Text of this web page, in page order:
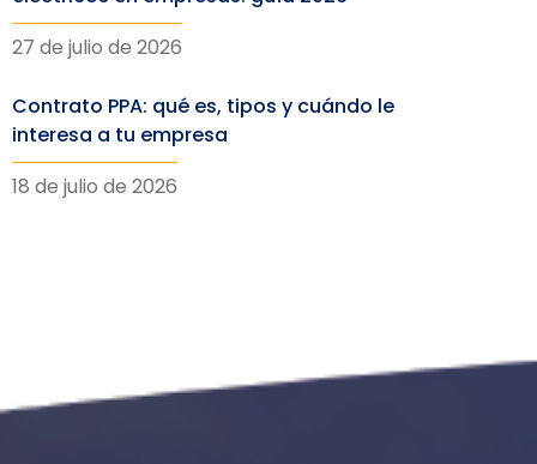
27 de julio de 2026
Contrato PPA: qué es, tipos y cuándo le
interesa a tu empresa
18 de julio de 2026